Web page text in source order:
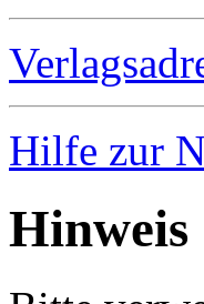
Hilfe zur
Hinweis